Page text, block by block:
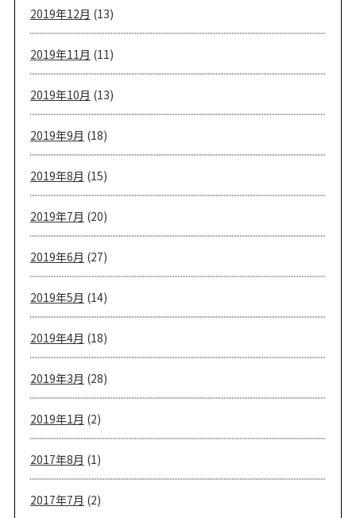
2019年12月 (13)
2019年11月 (11)
2019年10月 (13)
2019年9月 (18)
2019年8月 (15)
2019年7月 (20)
2019年6月 (27)
2019年5月 (14)
2019年4月 (18)
2019年3月 (28)
2019年1月 (2)
2017年8月 (1)
2017年7月 (2)